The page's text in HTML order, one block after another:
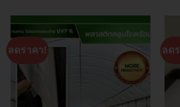
ลดราคา! ลด